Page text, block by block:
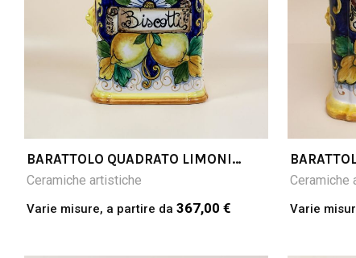
BARATTOLO QUADRATO LIMONI
FONDO BLU SCRITTA A
CM30H
Ceramiche artistiche
Varie misure, a partire da 367,00 €
FONDO
CM25H
Ceramiche
Varie